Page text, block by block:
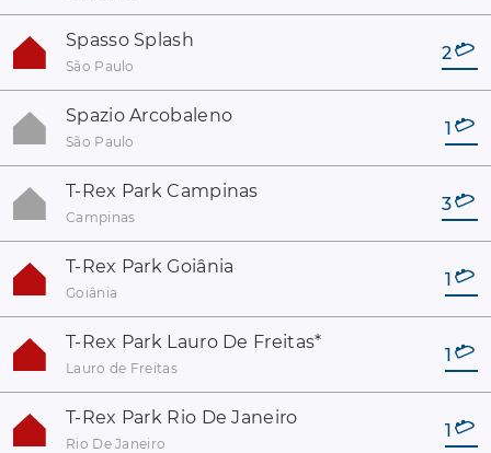
Spasso Splash
São Paulo
2
Spazio Arcobaleno
São Paulo
1
T-Rex Park Campinas
Campinas
3
T-Rex Park Goiânia
Goiânia
1
T-Rex Park Lauro De Freitas*
Lauro de Freitas
1
T-Rex Park Rio De Janeiro
Rio De Janeiro
1